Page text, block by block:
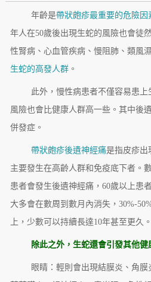
年齡是帶狀皰疹最重要的危險因
年人在50歲後出現生蛇的風險也會徒
性腎病、心血管疾病、慢阻肺、類風
生蛇的高發人群。
此外，慢性病患者不僅容易患
風險也會比健康人群高一些。其中後
併發症。
帶狀皰疹後遺神經痛是指皮疹出
主要發生在高齡人群和免疫底下者。
患者會發生後遺神經痛，60歲以上患
大多會在數周到數月內消失，30%-
上，少數可以持續長達10年甚至更久。
除此之外，生蛇還會引發其他健
眼睛：輕則會出現結膜炎、角膜